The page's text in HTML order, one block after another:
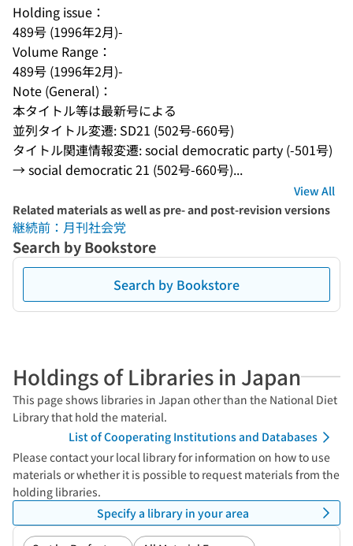
Holding issue：
489号 (1996年2月)-
Volume Range：
489号 (1996年2月)-
Note (General)：
本タイトル等は最新号による
並列タイトル変遷: SD21 (502号-660号)
タイトル関連情報変遷: social democratic party (-501号)
→ social democratic 21 (502号-660号)...
View All
Related materials as well as pre- and post-revision versions
継続前：月刊社会党
Search by Bookstore
Search by Bookstore
Holdings of Libraries in Japan
This page shows libraries in Japan other than the National Diet
Library that hold the material.
List of Cooperating Institutions and Databases
Please contact your local library for information on how to use
materials or whether it is possible to request materials from the
holding libraries.
Specify a library in your area